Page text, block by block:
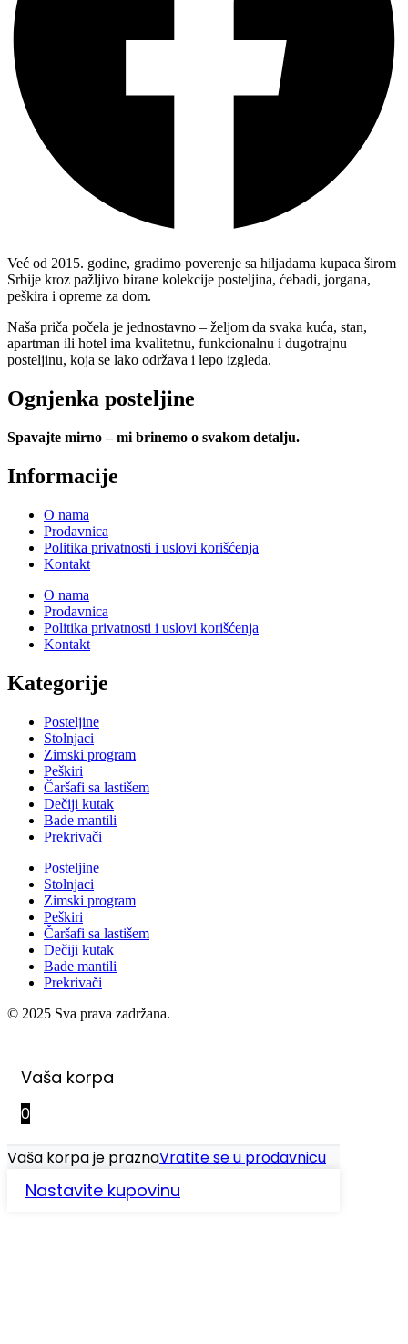
Već od 2015. godine, gradimo poverenje sa hiljadama kupaca širom
Srbije kroz pažljivo birane kolekcije posteljina, ćebadi, jorgana,
peškira i opreme za dom.
Naša priča počela je jednostavno – željom da svaka kuća, stan,
apartman ili hotel ima kvalitetnu, funkcionalnu i dugotrajnu
posteljinu, koja se lako održava i lepo izgleda.
Ognjenka posteljine
Spavajte mirno – mi brinemo o svakom detalju.
Informacije
O nama
Prodavnica
Politika privatnosti i uslovi korišćenja
Kontakt
O nama
Prodavnica
Politika privatnosti i uslovi korišćenja
Kontakt
Kategorije
Posteljine
Stolnjaci
Zimski program
Peškiri
Čaršafi sa lastišem
Dečiji kutak
Bade mantili
Prekrivači
Posteljine
Stolnjaci
Zimski program
Peškiri
Čaršafi sa lastišem
Dečiji kutak
Bade mantili
Prekrivači
© 2025 Sva prava zadržana.
Vaša korpa
0
Vaša korpa je praznaVratite se u prodavnicu
Nastavite kupovinu